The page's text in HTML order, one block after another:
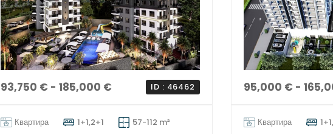
93,750 € - 185,000 € ID : 46462
Квартира 1+1,2+1 57-112 m²
95,000 € -
Квартира